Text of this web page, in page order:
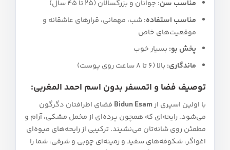
مناسب سن: جوانان و بزرگسالان (۲۵ تا ۴۵ سال)
مناسب استفاده:شب، مهمانی، قرارهای عاشقانه و
موقعیت‌های خاص
پخش بو: بسیار خوب
ماندگاری: بالا (۶ تا ۸ ساعت روی پوست)
توصیف فضا و اتمسفر بدون اسم احمد المغربی:
با اولین اسپری ازBidun Esam فضای اطرافتان دگرگون
می‌شود. رایحه‌ای که همچون پرده‌ای از مخمل مشکی، آرام و
مطمئن روی شانه‌تان می‌نشیند. ترکیبی از رایحه‌های میوه‌ای
اغواگر، شکوفه‌های سفید و زمینه‌ای چوبی و شرقی، شما را